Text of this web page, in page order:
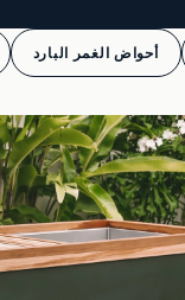
أحواض الغمر البارد